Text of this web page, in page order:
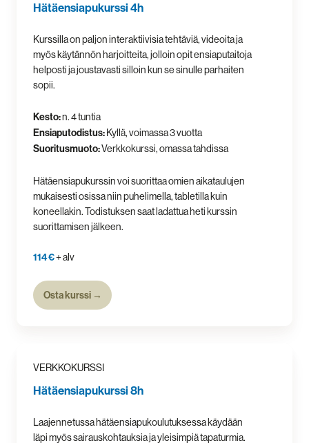
Hätäensiapukurssi 4h
Kurssilla on paljon interaktiivisia tehtäviä, videoita ja
myös käytännön harjoitteita, jolloin opit ensiaputaitoja
helposti ja joustavasti silloin kun se sinulle parhaiten
sopii.
Kesto:n. 4 tuntia
Ensiaputodistus: Kyllä, voimassa 3 vuotta
Suoritusmuoto:Verkkokurssi, omassa tahdissa
Hätäensiapukurssin voi suorittaa omien aikataulujen
mukaisesti osissa niin puhelimella, tabletilla kuin
koneellakin. Todistuksen saat ladattua heti kurssin
suorittamisen jälkeen.
114 €+ alv
Osta kurssi →
VERKKOKURSSI
Hätäensiapukurssi 8h
Laajennetussa hätäensiapukoulutuksessa käydään
läpi myös sairauskohtauksia ja yleisimpiä tapaturmia.